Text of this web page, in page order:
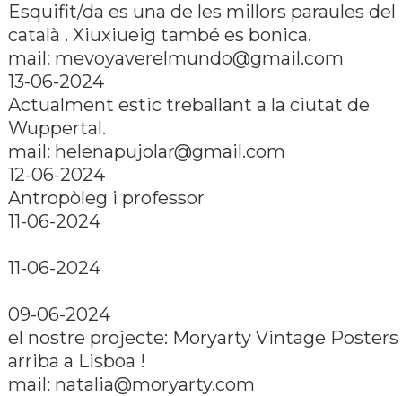
Esquifit/da es una de les millors paraules del
català . Xiuxiueig també es bonica.
mail: mevoyaverelmundo@gmail.com
13-06-2024
Actualment estic treballant a la ciutat de
Wuppertal.
mail: helenapujolar@gmail.com
12-06-2024
Antropòleg i professor
11-06-2024
11-06-2024
09-06-2024
el nostre projecte: Moryarty Vintage Posters
arriba a Lisboa !
mail: natalia@moryarty.com